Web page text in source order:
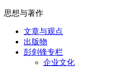
思想与著作
文章与观点
出版物
彭剑锋专栏
企业文化